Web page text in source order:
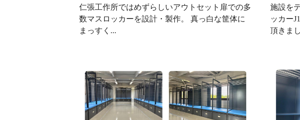
仁張工作所ではめずらしいアウトセット扉での多
数マスロッカーを設計・製作。 真っ白な筐体に
まっすく...
施設を
ッカー
頂きま